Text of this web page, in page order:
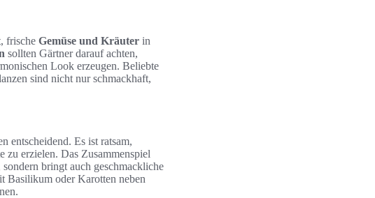
frische Gemüse und Kräuter in
sollten Gärtner darauf achten,
Look erzeugen. Beliebte
sind nicht nur schmackhaft,
entscheidend. Es ist ratsam,
zu erzielen. Das Zusammenspiel
bringt auch geschmackliche
Basilikum oder Karotten neben